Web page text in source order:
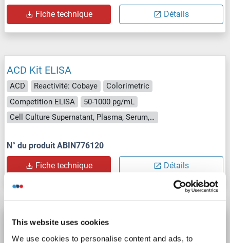
This website uses cookies
We use cookies to personalise content and ads, to
Fiche technique Détails
ACD Kit ELISA
ACD Reactivité: Cobaye
Colorimetric
Competition ELISA
50-1000 pg/mL
Cell Culture Supernatant, Plasma, Serum, Tissue Homogenate
N° du produit ABIN776120
Fiche technique Détails
ACD Kit ELISA
ACD Reactivité: Souris Colorimetric Competition ELISA